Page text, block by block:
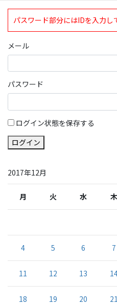
パスワード部分にはIDを入力し
メール
パスワード
ログイン状態を保存する
ログイン
2017年12月
月 火 水 木
4 5 6 7
11 12 13
18 19 20 21